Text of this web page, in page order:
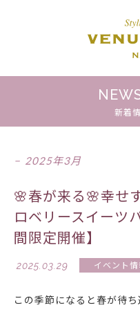
新着
2025年3月
🌸春が来る🌸幸せ
ロベリースイーツ
間限定開催】
2025.03.29 イベント情
この季節になると春が待